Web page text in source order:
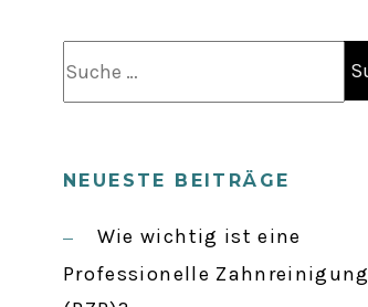
n
a
NEUESTE BEITRÄGE
Wie wichtig ist eine
Professionelle Zahnreinigung